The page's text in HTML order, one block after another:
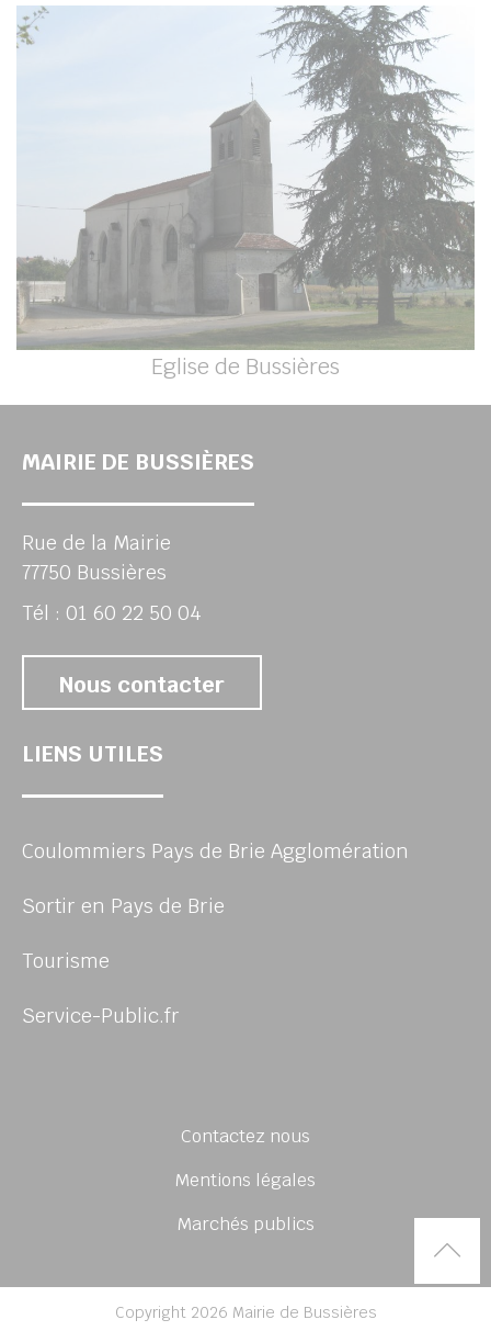
Eglise de Bussières
MAIRIE DE BUSSIÈRES
Rue de la Mairie
77750 Bussières
Tél : 01 60 22 50 04
Nous contacter
LIENS UTILES
Coulommiers Pays de Brie Agglomération
Sortir en Pays de Brie
Tourisme
Service-Public.fr
Contactez nous
Mentions légales
Marchés publics
Copyright 2026 Mairie de Bussières